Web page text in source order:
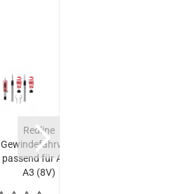
Redline
Gewindefahrwerk
passend für Audi
A3 (8V)